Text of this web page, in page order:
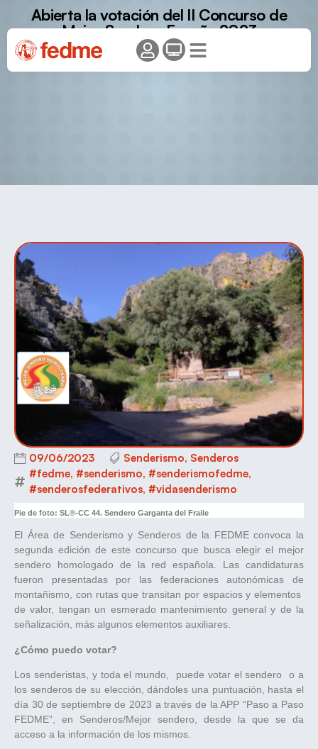
Abierta la votación del II Concurso de
Mejor Sendero España 2023
09/06/2023 Senderismo, Senderos
#fedme, #senderismo, #senderismofedme,
#senderosfederativos, #vidasenderismo
Pie de foto: SL®-CC 44. Sendero Garganta del Fraile
El Área de Senderismo y Senderos de la FEDME convoca la
segunda edición de este concurso que busca elegir el mejor
sendero homologado de la red española. Las candidaturas
fueron presentadas por las federaciones autonómicas de
montañismo, con rutas que transitan por espacios y elementos
de valor, tengan un esmerado mantenimiento general y de la
señalización, más algunos elementos auxiliares.
¿Cómo puedo votar?
Los senderistas, y toda el mundo, puede votar el sendero o a
los senderos de su elección, dándoles una puntuación, hasta el
día 30 de septiembre de 2023 a través de la APP “Paso a Paso
FEDME”, en Senderos/Mejor sendero, desde la que se da
acceso a la información de los mismos.